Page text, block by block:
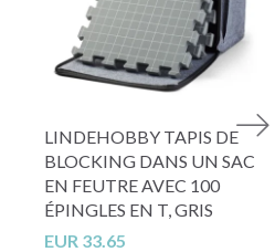
LINDEHOBBY TAPIS DE
BLOCKING DANS UN SAC
EN FEUTRE AVEC 100
ÉPINGLES EN T, GRIS
EUR 33.65